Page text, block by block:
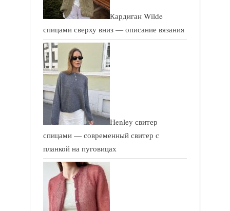
Кардиган Wilde
спицами сверху вниз — описание вязания
Henley свитер
спицами — современный свитер с
планкой на пуговицах